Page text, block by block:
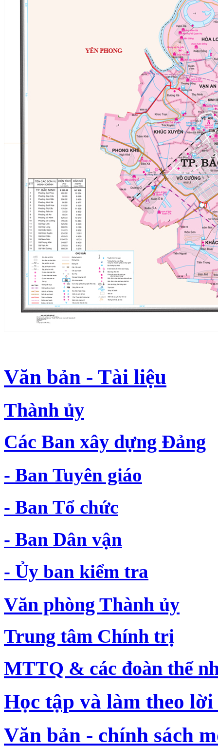
Văn bản - Tài liệu
Thành ủy
Các Ban xây dựng Đảng
- Ban Tuyên giáo
- Ban Tổ chức
- Ban Dân vận
- Ủy ban kiểm tra
Văn phòng Thành ủy
Trung tâm Chính trị
MTTQ & các đoàn thể
Học tập và làm theo lời
Văn bản - chính sách